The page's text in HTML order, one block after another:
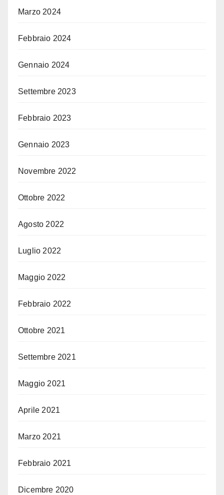
Marzo 2024
Febbraio 2024
Gennaio 2024
Settembre 2023
Febbraio 2023
Gennaio 2023
Novembre 2022
Ottobre 2022
Agosto 2022
Luglio 2022
Maggio 2022
Febbraio 2022
Ottobre 2021
Settembre 2021
Maggio 2021
Aprile 2021
Marzo 2021
Febbraio 2021
Dicembre 2020